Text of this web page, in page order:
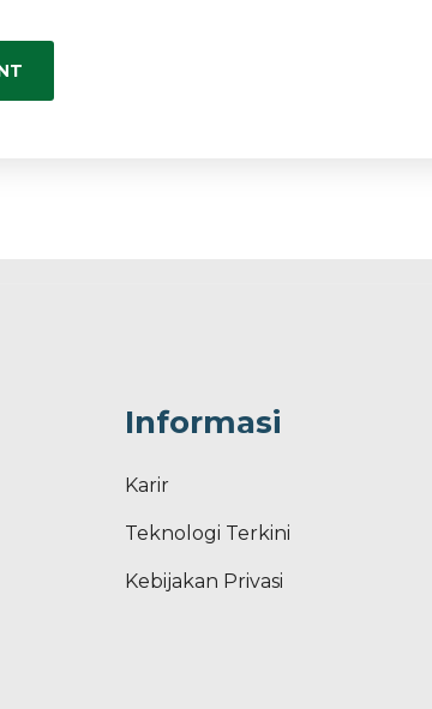
Informasi
Karir
Teknologi Terkini
Kebijakan Privasi